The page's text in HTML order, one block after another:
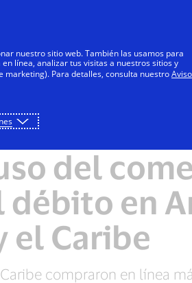
Innovadores
DE PRENSA
del
en
el Caribe
compraron en línea
nuestro sitio web. También las usamos para
línea, analizar tus visitas a nuestros sitios y
Para detalles, consulta nuestroAviso